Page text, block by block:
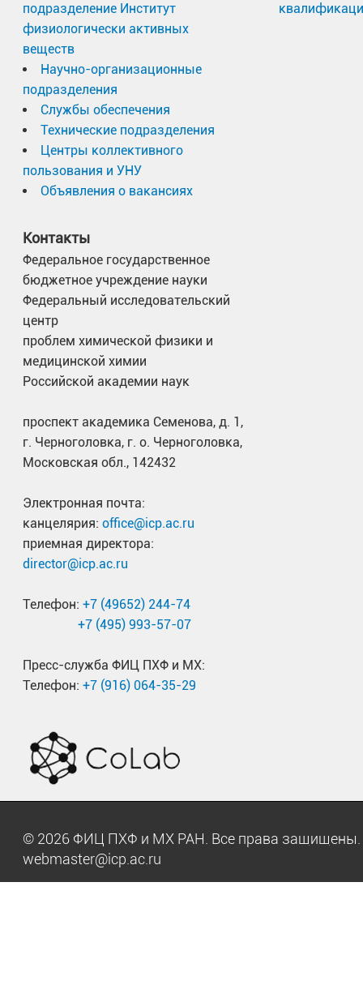
подразделение Институт
физиологически активных
веществ
Научно-организационные
подразделения
Службы обеспечения
Технические подразделения
Центры коллективного
пользования и УНУ
Объявления о вакансиях
Контакты
Федеральное государственное
бюджетное учреждение науки
Федеральный исследовательский
центр
проблем химической физики и
медицинской химии
Российской академии наук
проспект академика Семенова, д. 1,
г. Черноголовка, г. о. Черноголовка,
Московская обл., 142432
Электронная почта:
канцелярия: office@icp.ac.ru
приемная директора:
director@icp.ac.ru
Телефон: +7 (49652) 244-74
+7 (495) 993-57-07
Пресс-служба ФИЦ ПХФ и МХ:
Телефон: +7 (916) 064-35-29
© 2026 ФИЦ ПХФ и МХ РАН. Все права
webmaster@icp.ac.ru